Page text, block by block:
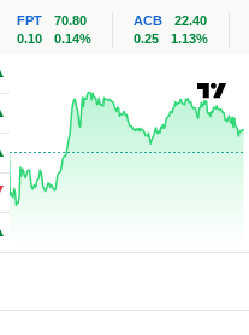
FPT
70.80
0.10
0.14%
ACB
22.40
0.25
1.13%